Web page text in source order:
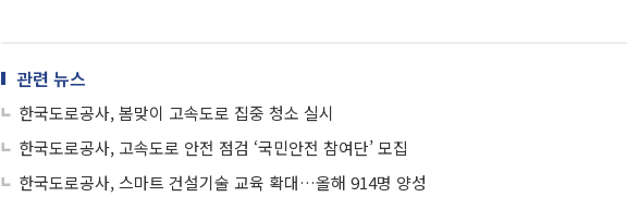
관련 뉴스
한국도로공사, 봄맞이 고속도로 집중 청소 실시
한국도로공사, 고속도로 안전 점검 ‘국민안전 참여단’ 모집
한국도로공사, 스마트 건설기술 교육 확대…올해 914명 양성